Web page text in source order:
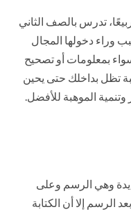
الكاتبة “شروق ربيع”، ذات الـ١٦ ربيعًا، تدرس بالصف الثاني
وراء دخولها المجال
بمعلومات أو تصحيح
تظل بداخلك حتى يحين
الموهبة للأفضل.
وهي الرسم وعلى
الرسم إلا أن الكتابة